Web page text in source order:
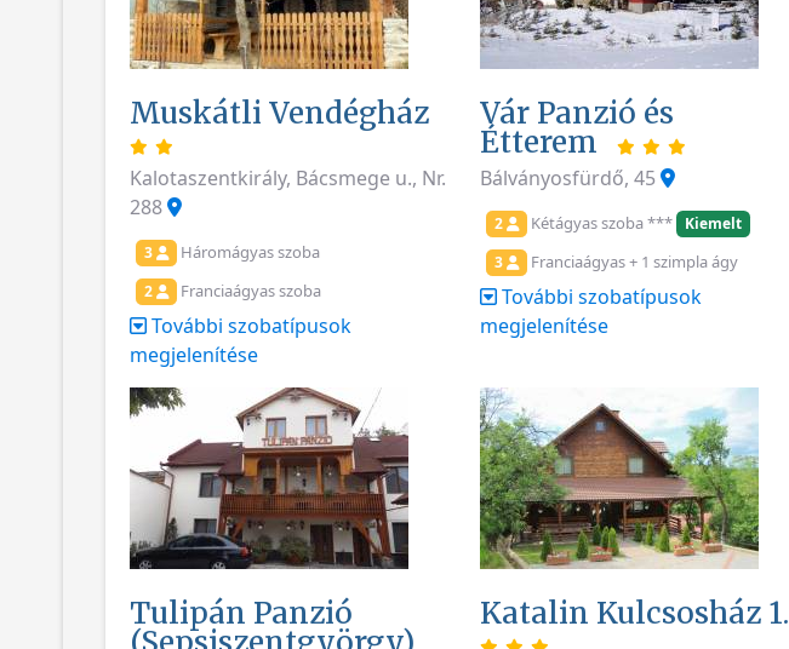
Muskátli Vendégház
Kalotaszentkirály, Bácsmege u., Nr.
288
3 Háromágyas szoba
2 Franciaágyas szoba
További szobatípusok
megjelenítése
Vár Panzió és
Étterem
Bálványosfürdő, 45
2 Kétágyas szoba *** Kiemelt
3
Franciaágyas + 1 szimpla ágy
További szobatípusok
megjelenítése
Tulipán Panzió Katalin Kulcsosház 1.